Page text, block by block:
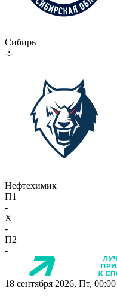
Сибирь
-:-
Нефтехимик
П1
-
X
-
П2
-
18 сентября 2026, Пт, 00:00